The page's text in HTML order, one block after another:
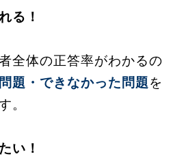
る！
全体の正答率がわかるの
題・できなかった問題を
。
い！